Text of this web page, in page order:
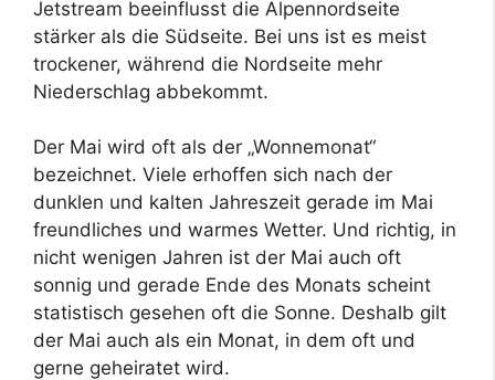
Jetstream beeinflusst die Alpennordseite
stärker als die Südseite. Bei uns ist es meist
trockener, während die Nordseite mehr
Niederschlag abbekommt.
Der Mai wird oft als der „Wonnemonat“
bezeichnet. Viele erhoffen sich nach der
dunklen und kalten Jahreszeit gerade im Mai
freundliches und warmes Wetter. Und richtig, in
nicht wenigen Jahren ist der Mai auch oft
sonnig und gerade Ende des Monats scheint
statistisch gesehen oft die Sonne. Deshalb gilt
der Mai auch als ein Monat, in dem oft und
gerne geheiratet wird.